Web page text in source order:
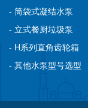
- 筒袋式凝结水泵
- 立式餐厨垃圾泵
- H系列直角齿轮箱
- 其他水泵型号选型